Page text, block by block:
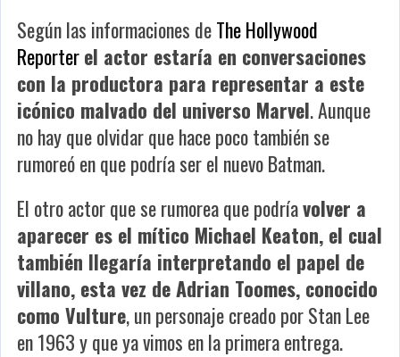
Según las informaciones deThe Hollywood
Reporterel actor estaría en conversaciones
con la productora para representar a este
icónico malvado del universo Marvel. Aunque
no hay que olvidar que hace poco también se
rumoreó en que podría ser el nuevo Batman.
El otro actor que se rumorea que podríavolver a
aparecer es el mítico Michael Keaton, el cual
también llegaría interpretando el papel de
villano, esta vez de Adrian Toomes, conocido
como Vulture, un personaje creado por Stan Lee
en 1963 y que ya vimos en la primera entrega.